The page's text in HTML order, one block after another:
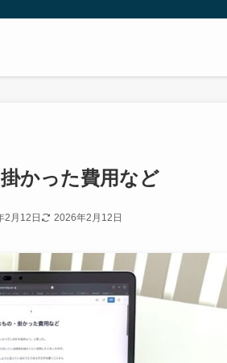
かった費用など
2月12日 2026年2月12日